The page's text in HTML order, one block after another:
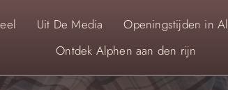
Uit De Media Openingstijden in
Ontdek Alphen aan den rijn